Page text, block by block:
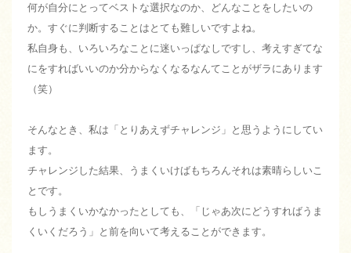
何が自分にとってベストな選択なのか、どんなことをしたいの
か。すぐに判断することはとても難しいですよね。
私自身も、いろいろなことに迷いっぱなしですし、考えすぎてな
にをすればいいのか分からなくなるなんてことがザラにあります
（笑）
そんなとき、私は「とりあえずチャレンジ」と思うようにしてい
ます。
チャレンジした結果、うまくいけばもちろんそれは素晴らしいこ
とです。
もしうまくいかなかったとしても、「じゃあ次にどうすればうま
くいくだろう」と前を向いて考えることができます。